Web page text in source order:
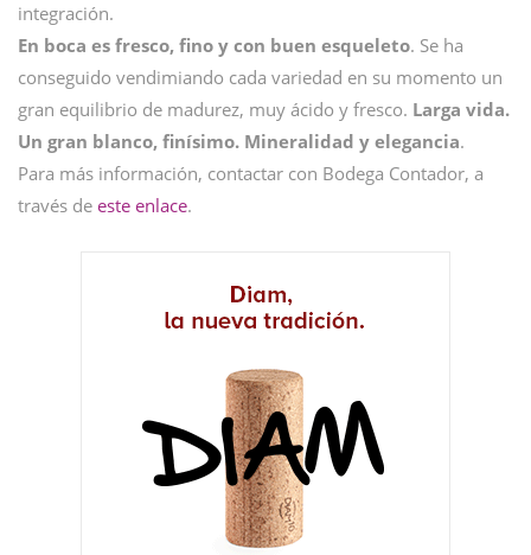
integración.
En boca es fresco, fino y con buen esqueleto. Se ha
conseguido vendimiando cada variedad en su momento un
gran equilibrio de madurez, muy ácido y fresco. Larga vida.
Un gran blanco, finísimo. Mineralidad y elegancia.
Para más información, contactar con Bodega Contador, a
través de este enlace.